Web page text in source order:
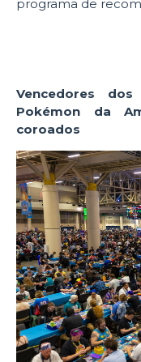
programa de
Vencedores dos
Pokémon da
coroados